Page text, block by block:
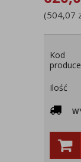
(504,07
Kod
Ilość